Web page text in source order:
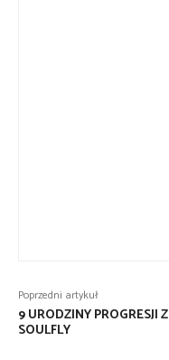
Poprzedni artykuł
9 URODZINY PROGRESJI Z
SOULFLY